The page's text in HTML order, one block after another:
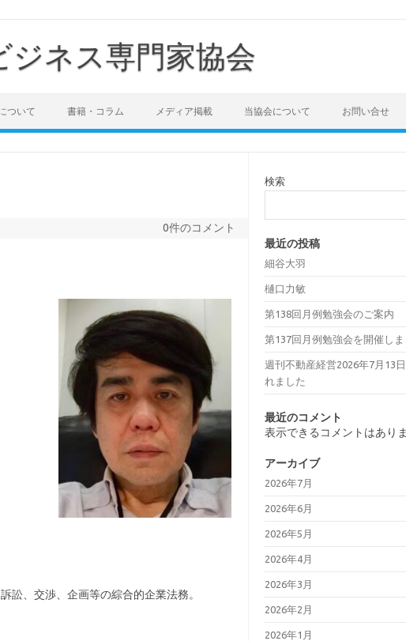
ジネス専門家協会
ついて 書籍・コラム メディア掲載 当協会について お問い合せ
0件のコメント
訟、交渉、企画等の綜合的企業法務。
検索
最近の投稿
細谷大羽
樋口力敏
第138回月例勉強会のご案内
第137回月例勉強会を開催しま
週刊不動産経営2026年7月13
れました
最近のコメント
表示できるコメントはあり
アーカイブ
2026年7月
2026年6月
2026年5月
2026年4月
2026年3月
2026年2月
2026年1月